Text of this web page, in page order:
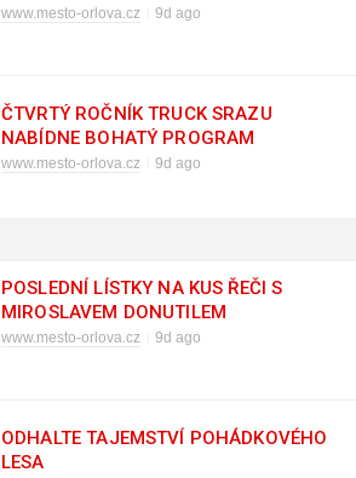
www.mesto-orlova.cz 9d ago
ČTVRTÝ ROČNÍK TRUCK SRAZU
NABÍDNE BOHATÝ PROGRAM
www.mesto-orlova.cz 9d ago
POSLEDNÍ LÍSTKY NA KUS ŘEČI S
MIROSLAVEM DONUTILEM
www.mesto-orlova.cz 9d ago
ODHALTE TAJEMSTVÍ POHÁDKOVÉHO
LESA